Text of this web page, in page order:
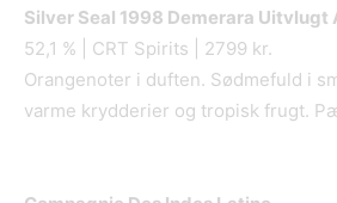
Silver Seal 1998 Demerara Uitvlugt
52,1 % | CRT Spirits | 2799 kr.
Orangenoter i duften. Sødmefuld i
varme krydderier og tropisk frugt.